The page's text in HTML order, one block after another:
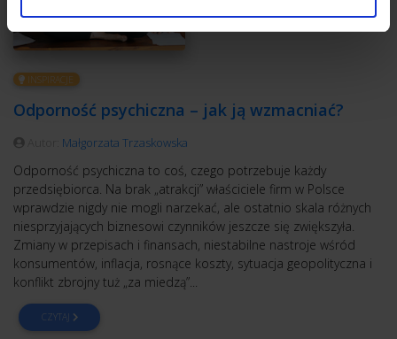
INSPIRACJE
Odporność psychiczna – jak ją wzmacniać?
Małgorzata Trzaskowska
Odporność psychiczna to coś, czego potrzebuje każdy
przedsiębiorca. Na brak „atrakcji” właściciele firm w Polsce
wprawdzie nigdy nie mogli narzekać, ale ostatnio skala różnych
niesprzyjających biznesowi czynników jeszcze się zwiększyła.
Zmiany w przepisach i finansach, niestabilne nastroje wśród
konsumentów, inflacja, rosnące koszty, sytuacja geopolityczna i
konflikt zbrojny tuż „za miedzą”...
CZYTAJ